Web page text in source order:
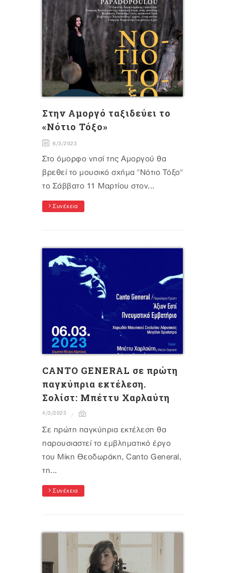
Στην Αμοργό ταξιδεύει το
«Νότιο Τόξο»
6/3/2023
Στο όμορφο νησί της Αμοργού θα
βρεθεί το μουσικό σχήμα "Νότιο Τόξο"
το Σάββατο 11 Μαρτίου στον...
Συνέχεια
CANTO GENERAL σε πρώτη
παγκύπρια εκτέλεση.
Σολίστ: Μπέττυ Χαρλαύτη
4/3/2023
Σε πρώτη παγκύπρια εκτέλεση θα
παρουσιαστεί το εμβληματικό έργο
του Μίκη Θεοδωράκη, Canto General,
τη...
Συνέχεια